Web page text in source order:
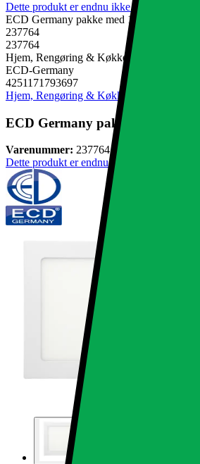
Dette produkt er endnu ikke blevet bedømt.
ECD Germany pakke med 10 LED-
237764
237764
Hjem, Rengøring & Køkkenudstyr, El &
ECD-Germany
4251171793697
Hjem, Rengøring & Køkkenudstyr
ECD Germany pakke med 10
Varenummer: 237764
Dette produkt er endnu ikke blevet bedømt.